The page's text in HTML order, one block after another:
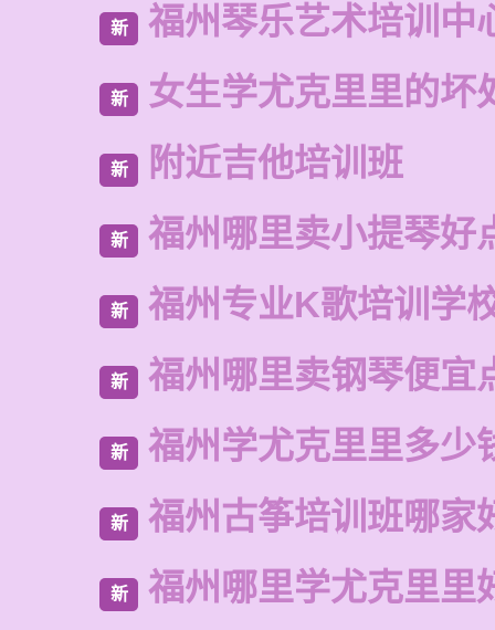
新 福州琴乐艺术培训中
新 女生学尤克里里的坏
新 附近吉他培训班
新 福州哪里卖小提琴好
新 福州专业K歌培训学
新 福州哪里卖钢琴便宜
新 福州学尤克里里多少
新 福州古筝培训班哪家
新 福州哪里学尤克里里